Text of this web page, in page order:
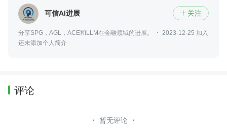
可信AI进展  关注
分享SPG，AGL，ACE和LLM在金融领域的进展。
2023-12-25 加入
还未添加个人简介
评论
暂无评论